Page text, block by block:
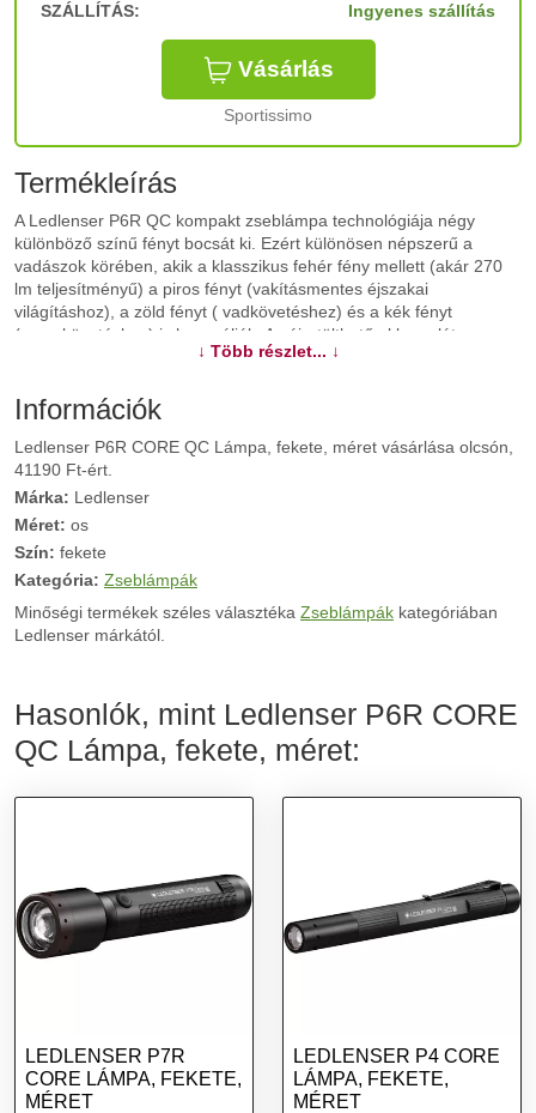
SZÁLLÍTÁS:
Ingyenes szállítás
Vásárlás
Sportissimo
Termékleírás
A Ledlenser P6R QC kompakt zseblámpa technológiája négy
különböző színű fényt bocsát ki. Ezért különösen népszerű a
vadászok körében, akik a klasszikus fehér fény mellett (akár 270
lm teljesítményű) a piros fényt (vakításmentes éjszakai
világításhoz), a zöld fényt ( vadkövetéshez) és a kék fényt
(nyomkövetéshez) is használják. Az újratölthető akkumulátor
egyetlen feltöltéssel akár 120 órán át is világíthat. A zseblámpa
köszönhetően por- és fröccsenésálló.
További információk>>
↓ Több részlet... ↓
Információk
Ledlenser P6R CORE QC Lámpa, fekete, méret vásárlása olcsón,
41190 Ft-ért.
Márka: Ledlenser
Méret: os
Szín: fekete
Kategória: Zseblámpák
Minőségi termékek széles választéka Zseblámpák kategóriában
Ledlenser márkától.
Hasonlók, mint Ledlenser P6R CORE
QC Lámpa, fekete, méret:
LEDLENSER P7R
CORE LÁMPA, FEKETE,
MÉRET
LEDLENSER P4 CORE
LÁMPA, FEKETE,
MÉRET